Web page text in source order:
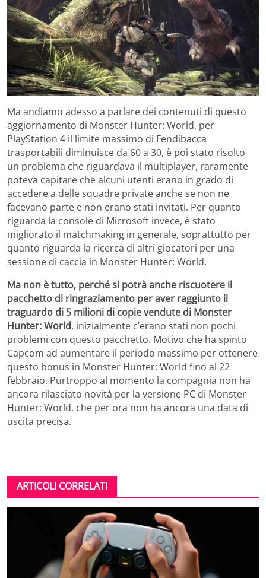
Ma andiamo adesso a parlare dei contenuti di questo
aggiornamento di Monster Hunter: World, per
PlayStation 4 il limite massimo di Fendibacca
trasportabili diminuisce da 60 a 30, è poi stato risolto
un problema che riguardava il multiplayer, raramente
poteva capitare che alcuni utenti erano in grado di
accedere a delle squadre private anche se non ne
facevano parte e non erano stati invitati. Per quanto
riguarda la console di Microsoft invece, è stato
migliorato il matchmaking in generale, soprattutto per
quanto riguarda la ricerca di altri giocatori per una
sessione di caccia in Monster Hunter: World.
Ma non è tutto, perché si potrà anche riscuotere il
pacchetto di ringraziamento per aver raggiunto il
traguardo di 5 milioni di copie vendute di Monster
Hunter: World, inizialmente c’erano stati non pochi
problemi con questo pacchetto. Motivo che ha spinto
Capcom ad aumentare il periodo massimo per ottenere
questo bonus in Monster Hunter: World fino al 22
febbraio. Purtroppo al momento la compagnia non ha
ancora rilasciato novità per la versione PC di Monster
Hunter: World, che per ora non ha ancora una data di
uscita precisa.
ARTICOLI CORRELATI